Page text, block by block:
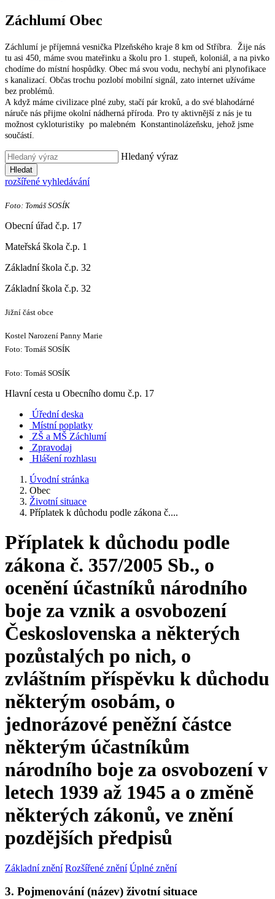
Záchlumí Obec
Záchlumí je příjemná vesnička Plzeňského kraje 8 km od Stříbra. Žije nás
tu asi 450, máme svou mateřinku a školu pro 1. stupeň, koloniál, a na pivko
chodíme do místní hospůdky. Obec má svou vodu, nechybí ani plynofikace
s kanalizací. Občas trochu pozlobí mobilní signál, zato internet užíváme
bez problémů.
A když máme civilizace plné zuby, stačí pár kroků, a do své blahodárné
náruče nás přijme okolní nádherná příroda. Pro ty aktivnější z nás je tu
možnost cykloturistiky po malebném Konstantinolázeňsku, jehož jsme
součástí.
Hledaný výraz
Hledat
rozšířené vyhledávání
Foto: Tomáš SOSÍK
Obecní úřad č.p. 17
Mateřská škola č.p. 1
Základní škola č.p. 32
Základní škola č.p. 32
Jižní část obce
Kostel Narození Panny Marie
Foto: Tomáš SOSÍK
Foto: Tomáš SOSÍK
Hlavní cesta u Obecního domu č.p. 17
Úřední deska
Místní poplatky
ZŠ a MŠ Záchlumí
Zpravodaj
Hlášení rozhlasu
Úvodní stránka
Obec
Životní situace
Příplatek k důchodu podle zákona č....
Příplatek k důchodu podle
zákona č. 357/2005 Sb., o
ocenění účastníků národního
boje za vznik a osvobození
Československa a některých
pozůstalých po nich, o
zvláštním příspěvku k důchodu
některým osobám, o
jednorázové peněžní částce
některým účastníkům
národního boje za osvobození v
letech 1939 až 1945 a o změně
některých zákonů, ve znění
pozdějších předpisů
Základní znění Rozšířené znění Úplné znění
3. Pojmenování (název) životní situace